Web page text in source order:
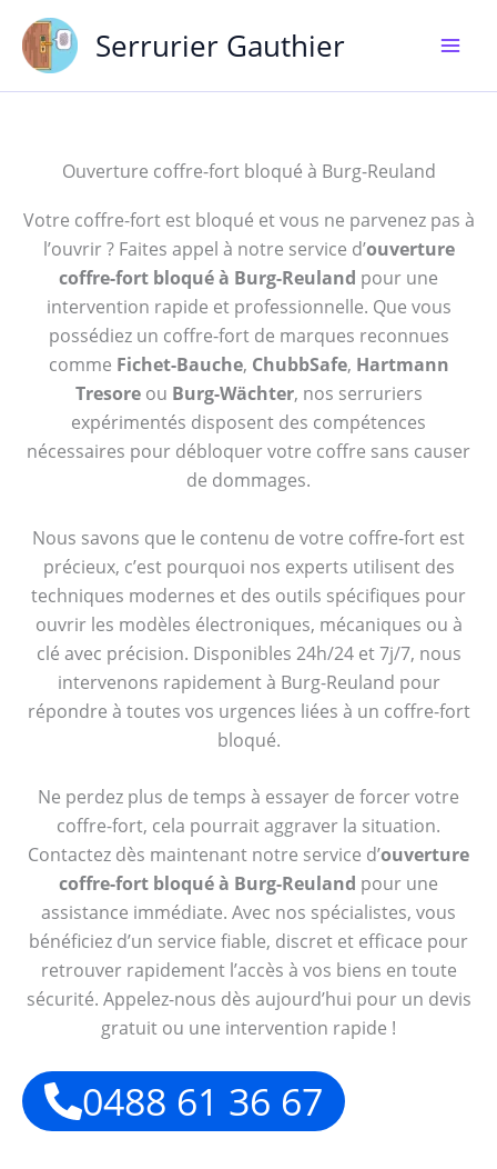
contenu
Serrurier Gauthier
Ouverture coffre-fort bloqué à Burg-Reuland
Votre coffre-fort est bloqué et vous ne parvenez pas à
l’ouvrir ? Faites appel à notre service d’ouverture
coffre-fort bloqué à Burg-Reuland pour une
intervention rapide et professionnelle. Que vous
possédiez un coffre-fort de marques reconnues
comme Fichet-Bauche, ChubbSafe, Hartmann
Tresoreou Burg-Wächter, nos serruriers
expérimentés disposent des compétences
nécessaires pour débloquer votre coffre sans causer
de dommages.
Nous savons que le contenu de votre coffre-fort est
précieux, c’est pourquoi nos experts utilisent des
techniques modernes et des outils spécifiques pour
ouvrir les modèles électroniques, mécaniques ou à
clé avec précision. Disponibles 24h/24 et 7j/7, nous
intervenons rapidement à Burg-Reuland pour
répondre à toutes vos urgences liées à un coffre-fort
bloqué.
Ne perdez plus de temps à essayer de forcer votre
coffre-fort, cela pourrait aggraver la situation.
Contactez dès maintenant notre service d’ouverture
coffre-fort bloqué à Burg-Reuland pour une
assistance immédiate. Avec nos spécialistes, vous
bénéficiez d’un service fiable, discret et efficace pour
retrouver rapidement l’accès à vos biens en toute
sécurité. Appelez-nous dès aujourd’hui pour un devis
gratuit ou une intervention rapide !
0488 61 36 67